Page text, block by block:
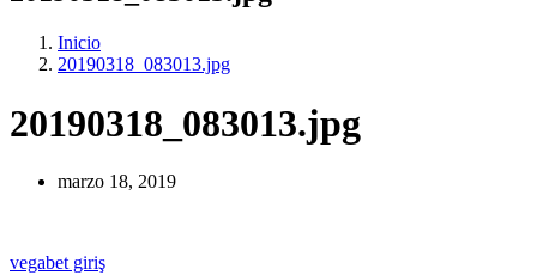
Inicio
20190318_083013.jpg
20190318_083013.jpg
marzo 18, 2019
vegabet giriş